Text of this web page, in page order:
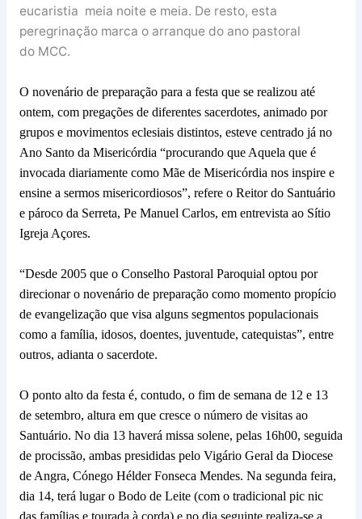
eucaristia meia noite e meia. De resto, esta
peregrinação marca o arranque do ano pastoral
do MCC.
O novenário de preparação para a festa que se realizou até
ontem, com pregações de diferentes sacerdotes, animado por
grupos e movimentos eclesiais distintos, esteve centrado já no
Ano Santo da Misericórdia “procurando que Aquela que é
invocada diariamente como Mãe de Misericórdia nos inspire e
ensine a sermos misericordiosos”, refere o Reitor do Santuário
e pároco da Serreta, Pe Manuel Carlos, em entrevista ao Sítio
Igreja Açores.
“Desde 2005 que o Conselho Pastoral Paroquial optou por
direcionar o novenário de preparação como momento propício
de evangelização que visa alguns segmentos populacionais
como a família, idosos, doentes, juventude, catequistas”, entre
outros, adianta o sacerdote.
O ponto alto da festa é, contudo, o fim de semana de 12 e 13
de setembro, altura em que cresce o número de visitas ao
Santuário. No dia 13 haverá missa solene, pelas 16h00, seguida
de procissão, ambas presididas pelo Vigário Geral da Diocese
de Angra, Cónego Hélder Fonseca Mendes. Na segunda feira,
dia 14, terá lugar o Bodo de Leite (com o tradicional pic nic
das famílias e tourada à corda) e no dia seguinte realiza-se a